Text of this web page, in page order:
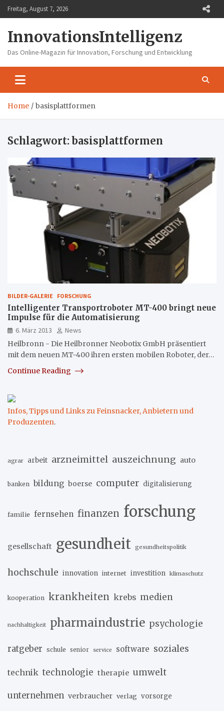
Skip
to
Freitag, August 7, 2026
InnovationsIntelligenz
Das Online-Magazin für Innovation, Forschung und Entwicklung
Home basisplattformen
Schlagwort:basisplattformen
BILDER-GALERIE FORSCHUNG
Intelligenter Transportroboter MT-400 bringt neue
Impulse für die Automatisierung
6. März 2013
News
Heilbronn - Die Heilbronner Neobotix GmbH präsentiert
mit dem neuen MT-400 ihren ersten mobilen Roboter, der…
Continue Reading
Infos, Tipps und Links zu Feinsnacker, Anbietern und
Produzenten.
agrar arbeit arzneimittel auszeichnung auto
banken bildung boerse computer digitalisierung
familie fernsehen finanzen forschung
gesellschaft gesundheit gesundheitspolitik
hochschule innovation internet investition klimaschutz
kooperation krankheiten krebs medien
nachhaltigkeit pharmaindustrie psychologie
ratgeber schule senior service software soziales
technik technologie therapie umwelt
unternehmen verbraucher verlag vorsorge